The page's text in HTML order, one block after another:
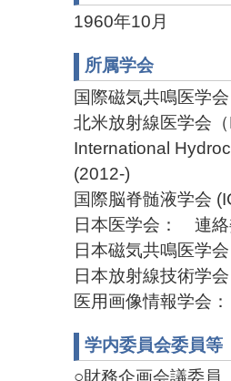
1960年10月
所属学会
国際磁気共鳴医学
北米放射線医学会
International
(2012-)
国際脳脊髄液学会
日本医学会： 連
日本磁気共鳴医学
日本放射線技術学
医用画像情報学会
学内委員会委員等
○財務企画会議委